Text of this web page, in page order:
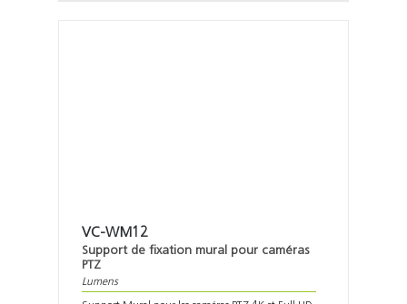
VC-WM12
Support de fixation mural pour caméras
PTZ
Lumens